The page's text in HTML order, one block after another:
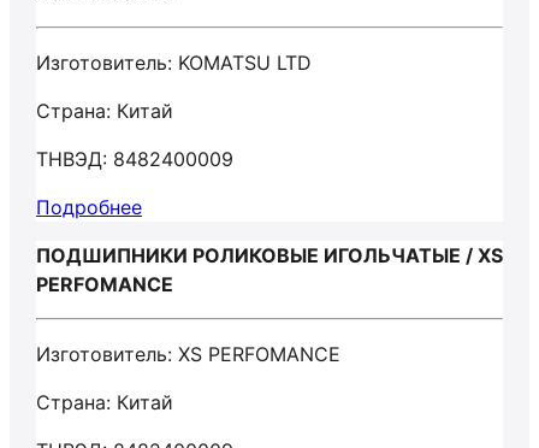
Изготовитель: KOMATSU LTD
Страна: Китай
ТНВЭД: 8482400009
Подробнее
ПОДШИПНИКИ РОЛИКОВЫЕ ИГОЛЬЧАТЫЕ / XS
PERFOMANCE
Изготовитель: XS PERFOMANCE
Страна: Китай